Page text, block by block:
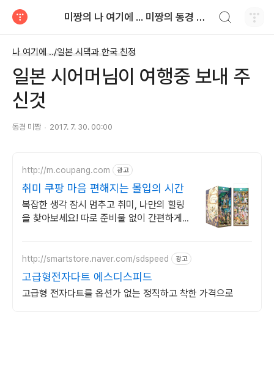
미짱의 나 여기에 ... 미짱의 동경 생활
나 여기에 ../일본 시댁과 한국 친정
일본 시어머님이 여행중 보내 주
신것
동경 미짱 2017. 7. 30. 00:00
http://m.coupang.com 광고
취미 쿠팡 마음 편해지는 몰입의 시간
복잡한 생각 잠시 멈추고 취미, 나만의 힐링
을 찾아보세요! 따로 준비물 없이 간편하게
http://smartstore.naver.com/sdspeed 광고
고급형전자다트 에스디스피드
고급형 전자다트를 옵션가 없는 정직하고 착한 가격으로